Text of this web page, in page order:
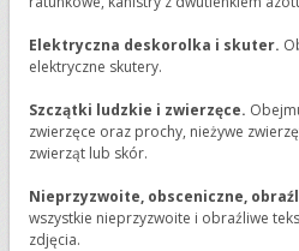
Elektryczna deskorolka i skuter.
elektryczne skutery.
Szczątki ludzkie i zwierzęce.
zwierzęce oraz prochy, nieżywe
zwierząt lub skór.
Nieprzyzwoite, obsceniczne,
wszystkie nieprzyzwoite i obraźliwe
zdjęcia.